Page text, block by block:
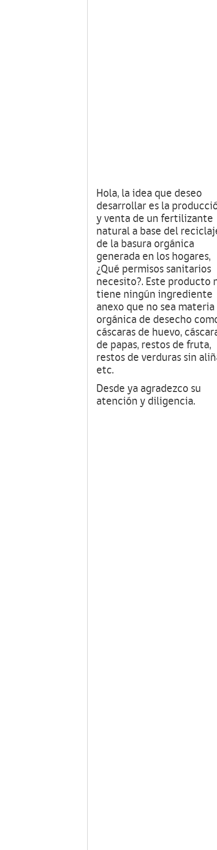
Hola, la idea que deseo
desarrollar es la
y venta de un fertilizante
natural a base del
de la basura orgánica
generada en los hogares,
¿Qué permisos sanitarios
necesito?. Este producto
tiene ningún ingrediente
anexo que no sea materia
orgánica de desecho
cáscaras de huevo,
de papas, restos de fruta,
restos de verduras sin
etc.
Desde ya agradezco su
atención y diligencia.